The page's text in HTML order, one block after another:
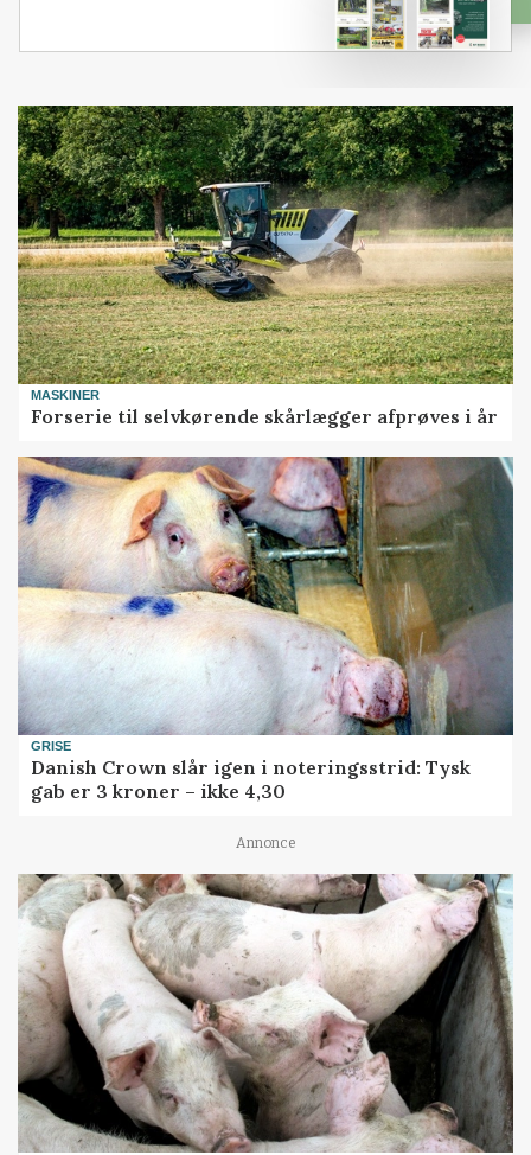
MASKINER
Forserie til selvkørende skårlægger afprøves i år
GRISE
Danish Crown slår igen i noteringsstrid: Tysk
gab er 3 kroner – ikke 4,30
Annonce